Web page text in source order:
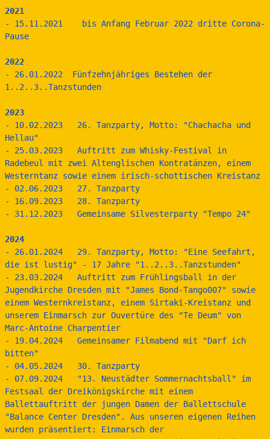
2021
- 15.11.2021    bis Anfang Februar 2022 dritte Corona-
Pause
2022
- 26.01.2022  Fünfzehnjähriges Bestehen der
1..2..3..Tanzstunden
2023
- 10.02.2023   26. Tanzparty, Motto: "Chachacha und
Hellau"
- 25.03.2023   Auftritt zum Whisky-Festival in
Radebeul mit zwei Altenglischen Kontratänzen, einem
Westerntanz sowie einem irisch-schottischen Kreistanz
- 02.06.2023   27. Tanzparty
- 16.09.2023   28. Tanzparty
- 31.12.2023   Gemeinsame Silvesterparty "Tempo 24"
2024
- 26.01.2024   29. Tanzparty, Motto: "Eine Seefahrt,
die ist lustig" - 17 Jahre "1..2..3..Tanzstunden"
- 23.03.2024   Auftritt zum Frühlingsball in der
Jugendkirche Dresden mit "James Bond-Tango007" sowie
einem Westernkreistanz, einem Sirtaki-Kreistanz und
unserem Einmarsch zur Ouvertüre des "Te Deum" von
Marc-Antoine Charpentier
- 19.04.2024   Gemeinsamer Filmabend mit "Darf ich
bitten"
- 04.05.2024   30. Tanzparty
- 07.09.2024   "13. Neustädter Sommernachtsball" im
Festsaal der Dreikönigskirche mit einem
Ballettauftritt der jungen Damen der Ballettschule
"Balance Center Dresden". Aus unseren eigenen Reihen
wurden präsentiert: Einmarsch der